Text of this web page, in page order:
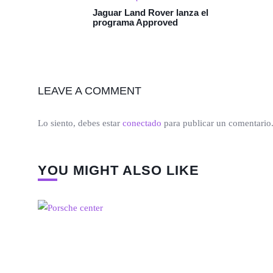
Jaguar Land Rover lanza el
programa Approved
LEAVE A COMMENT
Lo siento, debes estar conectado para publicar un comentario.
YOU MIGHT ALSO LIKE